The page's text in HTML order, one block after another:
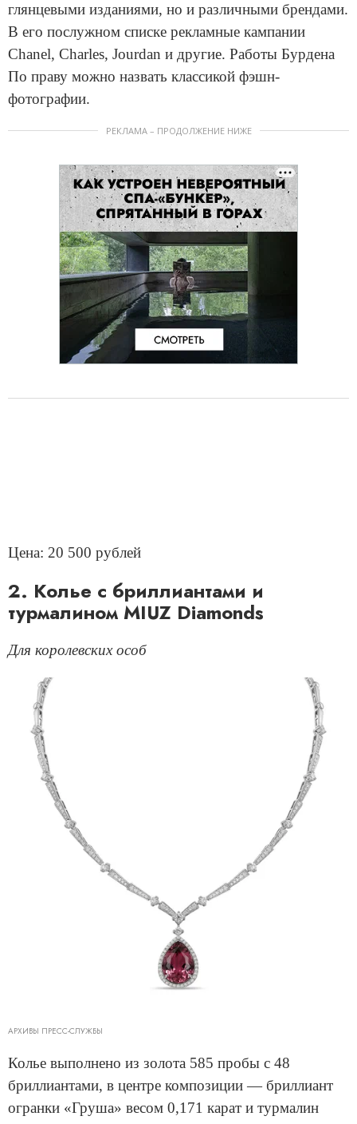
глянцевыми изданиями, но и различными брендами.
В его послужном списке рекламные кампании
Chanel, Charles, Jourdan и другие. Работы Бурдена
По праву можно назвать классикой фэшн-
фотографии.
РЕКЛАМА – ПРОДОЛЖЕНИЕ НИЖЕ
Цена: 20 500 рублей
2. Колье с бриллиантами и
турмалином MIUZ Diamonds
Для королевских особ
АРХИВЫ ПРЕСС-СЛУЖБЫ
Колье выполнено из золота 585 пробы с 48
бриллиантами, в центре композиции — бриллиант
огранки «Груша» весом 0,171 карат и турмалин